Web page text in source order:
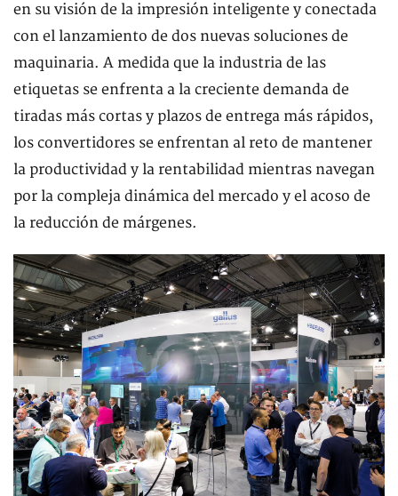
en su visión de la impresión inteligente y conectada
con el lanzamiento de dos nuevas soluciones de
maquinaria. A medida que la industria de las
etiquetas se enfrenta a la creciente demanda de
tiradas más cortas y plazos de entrega más rápidos,
los convertidores se enfrentan al reto de mantener
la productividad y la rentabilidad mientras navegan
por la compleja dinámica del mercado y el acoso de
la reducción de márgenes.